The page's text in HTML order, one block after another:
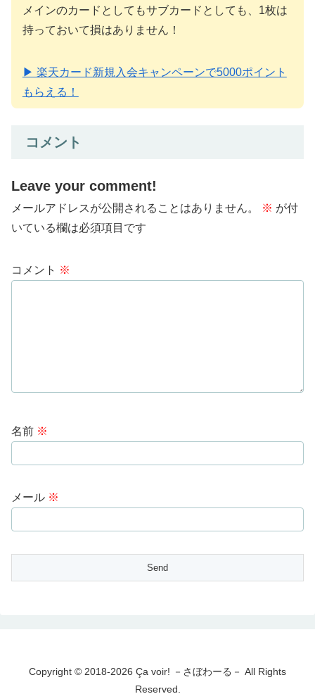
メインのカードとしてもサブカードとしても、1枚は
持っておいて損はありません！
▶ 楽天カード新規入会キャンペーンで5000ポイント
もらえる！
コメント
Leave your comment!
メールアドレスが公開されることはありません。 ※ が付
いている欄は必須項目です
コメント ※
名前 ※
メール ※
Copyright © 2018-2026 Ça voir! －さぼわーる－ All Rights
Reserved.